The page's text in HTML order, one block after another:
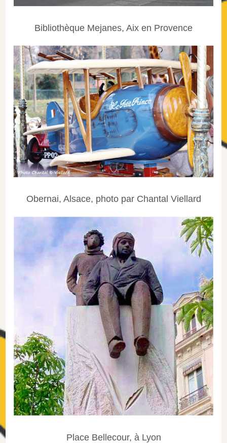
Bibliothèque Mejanes, Aix en Provence
Obernai, Alsace, photo par Chantal Viellard
Place Bellecour, à Lyon